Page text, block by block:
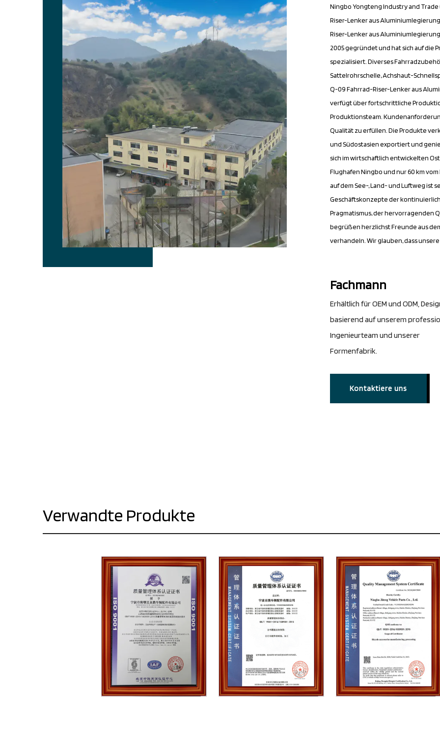
Ningbo Yongteng Industry and Trade
Riser-Lenker aus
Riser-Lenker aus
2005 gegründet und hat sich auf die
spezialisiert. Diverses
Sattelrohrschelle, Achshaut-
Q-09 Fahrrad-Riser-Lenker aus
verfügt über fortschrittliche
Produktionsteam.
Qualität zu erfüllen. Die Produkte
und Südostasien exportiert und
sich im wirtschaftlich entwickelten
Flughafen Ningbo und nur 60 km
auf dem See-, Land- und Luftweg ist
Geschäftskonzepte der
Pragmatismus, der hervorragenden
begrüßen herzlichst Freunde aus
verhandeln. Wir glauben, dass
Fachmann
Erhältlich für OEM und ODM,
basierend auf unserem
Ingenieurteam und unserer
Formenfabrik.
Kontaktiere uns
Verwandte Produkte